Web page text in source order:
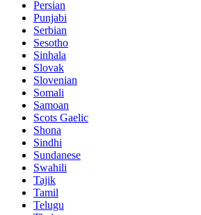
Persian
Punjabi
Serbian
Sesotho
Sinhala
Slovak
Slovenian
Somali
Samoan
Scots Gaelic
Shona
Sindhi
Sundanese
Swahili
Tajik
Tamil
Telugu